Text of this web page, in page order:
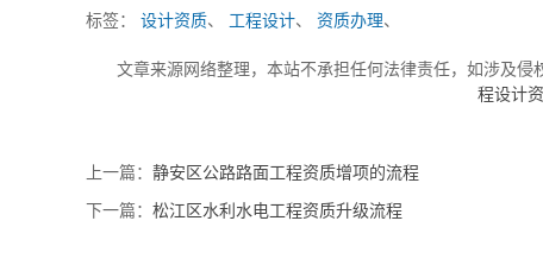
标签： 设计资质、 工程设计、 资质办理、
文章来源网络整理，本站不承担任何法律责任，如涉及侵
程设计
上一篇： 静安区公路路面工程资质增项的流程
下一篇： 松江区水利水电工程资质升级流程